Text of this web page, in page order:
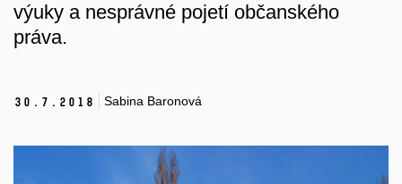
výuky a nesprávné pojetí občanského
práva.
30. 7. 2018 Sabina Baronová